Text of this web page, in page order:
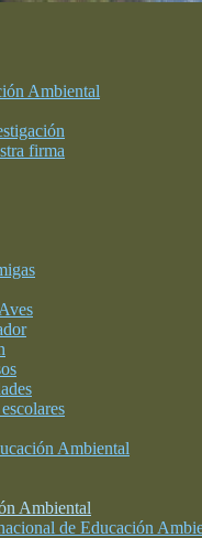
Ambiental
firma
Ambiental
Ambiental
de Educación